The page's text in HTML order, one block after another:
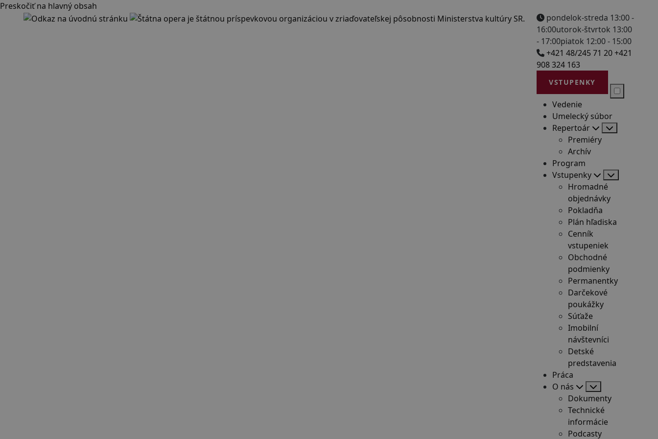
Preskočiť na hlavný obsah
pondelok-streda 13:00 -
16:00utorok-štvrtok 13:00
- 17:00piatok 12:00 - 15:00
+421 48/245 71 20+421
908 324 163
VSTUPENKY
Vedenie
Umelecký súbor
Repertoár
Premiéry
Archív
Program
Vstupenky
Hromadné
objednávky
Pokladňa
Plán hľadiska
Cenník
vstupeniek
Obchodné
podmienky
Permanentky
Darčekové
poukážky
Súťaže
Imobilní
návštevníci
Detské
predstavenia
Práca
O nás
Dokumenty
Technické
informácie
Podcasty